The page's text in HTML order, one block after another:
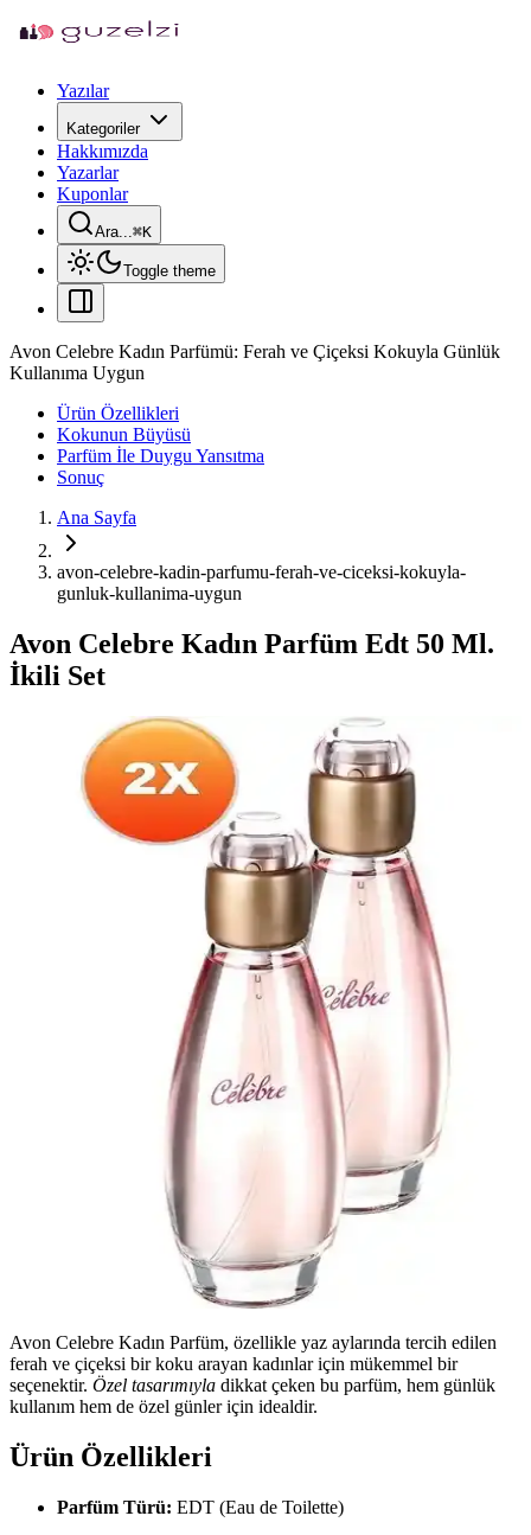
Yazılar
Kategoriler
Hakkımızda
Yazarlar
Kuponlar
Ara...⌘K
Toggle theme
Avon Celebre Kadın Parfümü: Ferah ve Çiçeksi Kokuyla Günlük
Kullanıma Uygun
Ürün Özellikleri
Kokunun Büyüsü
Parfüm İle Duygu Yansıtma
Sonuç
Ana Sayfa
avon-celebre-kadin-parfumu-ferah-ve-ciceksi-kokuyla-
gunluk-kullanima-uygun
Avon Celebre Kadın Parfüm Edt 50 Ml.
İkili Set
Avon Celebre Kadın Parfüm, özellikle yaz aylarında tercih edilen
ferah ve çiçeksi bir koku arayan kadınlar için mükemmel bir
seçenektir. Özel tasarımıyla dikkat çeken bu parfüm, hem günlük
kullanım hem de özel günler için idealdir.
Ürün Özellikleri
Parfüm Türü: EDT (Eau de Toilette)